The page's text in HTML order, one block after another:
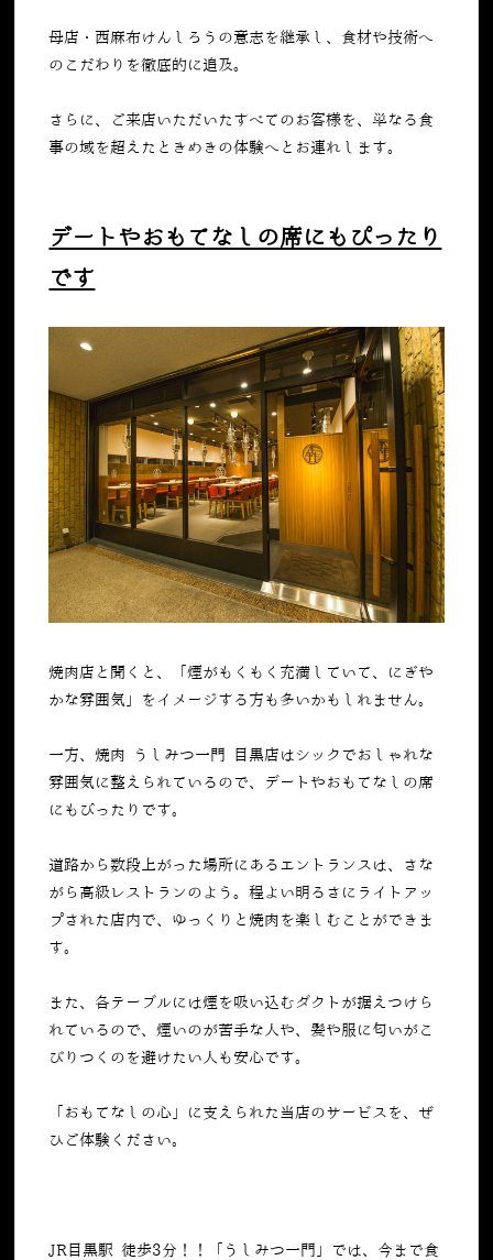
母店・西麻布けんしろうの意志を継承し、食材や技術へ
のこだわりを徹底的に追及。
さらに、ご来店いただいたすべてのお客様を、単なる食
事の域を超えたときめきの体験へとお連れします。
デートやおもてなしの席にもぴったり
です
焼肉店と聞くと、「煙がもくもく充満していて、にぎや
かな雰囲気」をイメージする方も多いかもしれません。
一方、焼肉 うしみつ一門 目黒店はシックでおしゃれな
雰囲気に整えられているので、デートやおもてなしの席
にもぴったりです。
道路から数段上がった場所にあるエントランスは、さな
がら高級レストランのよう。程よい明るさにライトアッ
プされた店内で、ゆっくりと焼肉を楽しむことができま
す。
また、各テーブルには煙を吸い込むダクトが据えつけら
れているので、煙いのが苦手な人や、髪や服に匂いがこ
びりつくのを避けたい人も安心です。
「おもてなしの心」に支えられた当店のサービスを、ぜ
ひご体験ください。
JR目黒駅 徒歩3分！！「うしみつ一門」では、今まで食